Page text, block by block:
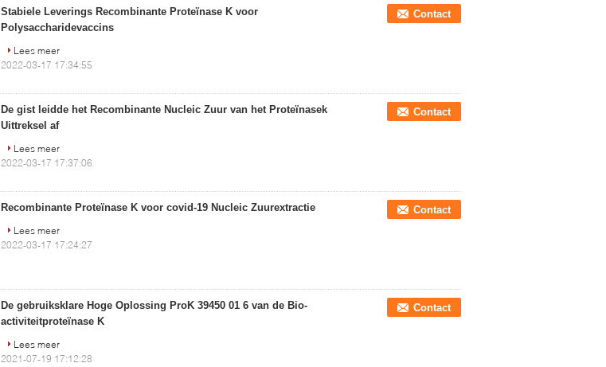
Stabiele Leverings Recombinante Proteïnase K voor
Polysaccharidevaccins
Contact
Lees meer
2022-03-17 17:34:55
De gist leidde het Recombinante Nucleic Zuur van het Proteïnasek
Uittreksel af
Contact
Lees meer
2022-03-17 17:37:06
Recombinante Proteïnase K voor covid-19 Nucleic Zuurextractie
Contact
Lees meer
2022-03-17 17:24:27
De gebruiksklare Hoge Oplossing ProK 39450 01 6 van de Bio-
activiteitproteïnase K
Contact
Lees meer
2021-07-19 17:12:28